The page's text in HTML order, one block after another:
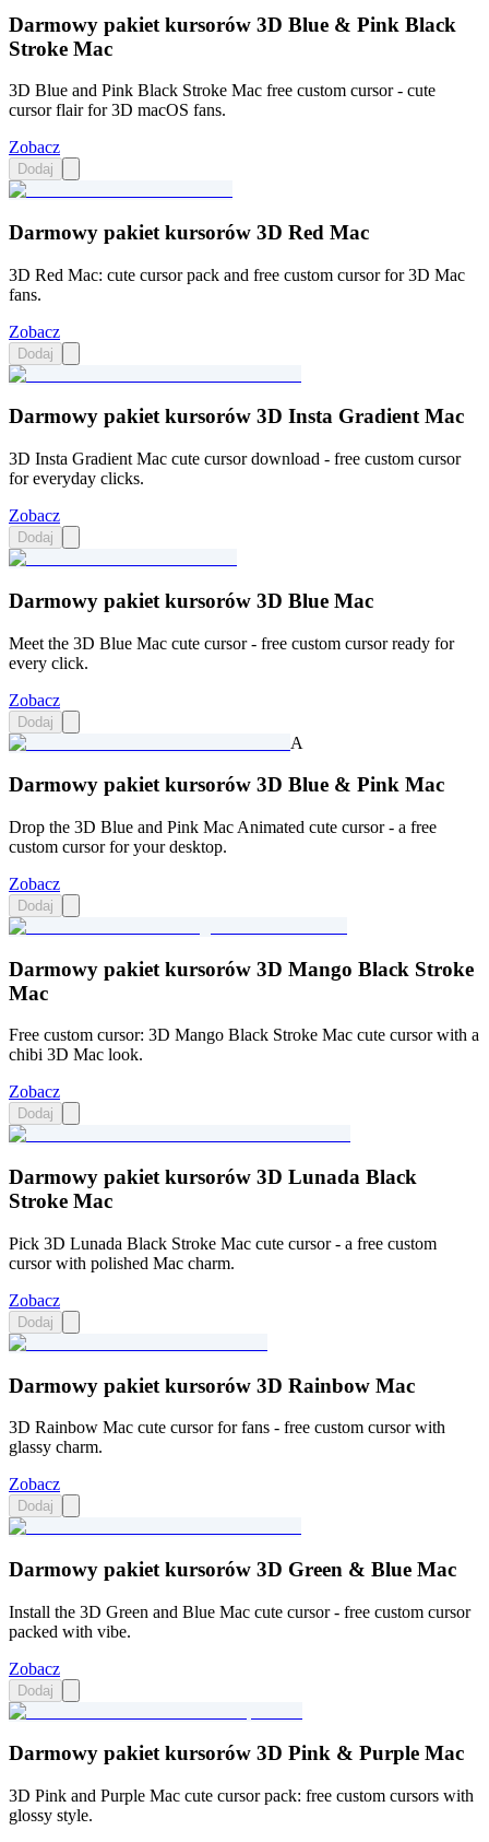
Darmowy pakiet kursorów 3D Blue & Pink Black
Stroke Mac
3D Blue and Pink Black Stroke Mac free custom cursor - cute
cursor flair for 3D macOS fans.
Zobacz
Dodaj
Darmowy pakiet kursorów 3D Red Mac
3D Red Mac: cute cursor pack and free custom cursor for 3D Mac
fans.
Zobacz
Dodaj
Darmowy pakiet kursorów 3D Insta Gradient Mac
3D Insta Gradient Mac cute cursor download - free custom cursor
for everyday clicks.
Zobacz
Dodaj
Darmowy pakiet kursorów 3D Blue Mac
Meet the 3D Blue Mac cute cursor - free custom cursor ready for
every click.
Zobacz
Dodaj
A
Darmowy pakiet kursorów 3D Blue & Pink Mac
Drop the 3D Blue and Pink Mac Animated cute cursor - a free
custom cursor for your desktop.
Zobacz
Dodaj
Darmowy pakiet kursorów 3D Mango Black Stroke
Mac
Free custom cursor: 3D Mango Black Stroke Mac cute cursor with a
chibi 3D Mac look.
Zobacz
Dodaj
Darmowy pakiet kursorów 3D Lunada Black
Stroke Mac
Pick 3D Lunada Black Stroke Mac cute cursor - a free custom
cursor with polished Mac charm.
Zobacz
Dodaj
Darmowy pakiet kursorów 3D Rainbow Mac
3D Rainbow Mac cute cursor for fans - free custom cursor with
glassy charm.
Zobacz
Dodaj
Darmowy pakiet kursorów 3D Green & Blue Mac
Install the 3D Green and Blue Mac cute cursor - free custom cursor
packed with vibe.
Zobacz
Dodaj
Darmowy pakiet kursorów 3D Pink & Purple Mac
3D Pink and Purple Mac cute cursor pack: free custom cursors with
glossy style.